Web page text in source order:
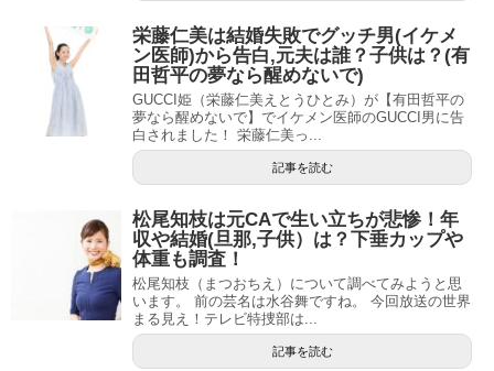
栄藤仁美は結婚失敗でグッチ男(イケメ
ン医師)から告白,元夫は誰？子供は？(有
田哲平の夢なら醒めないで)
GUCCI姫（栄藤仁美えとうひとみ）が【有田哲平の
夢なら醒めないで】でイケメン医師のGUCCI男に告
白されました！ 栄藤仁美っ...
記事を読む
松尾知枝は元CAで生い立ちが悲惨！年
収や結婚(旦那,子供）は？下垂カップや
体重も調査！
松尾知枝（まつおちえ）について調べてみようと思
います。 前の芸名は水谷舞ですね。 今回放送の世界
まる見え！テレビ特捜部は...
記事を読む